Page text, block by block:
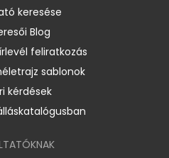
keresése
Blog
feliratkozás
sablonok
kérdések